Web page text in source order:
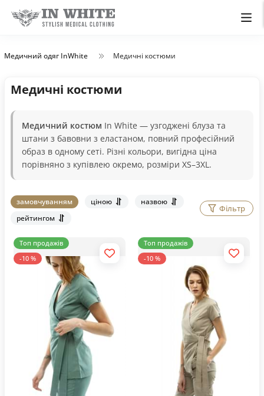
Медичний одяг InWhite Медичні костюми
Медичні костюми
Медичний костюм In White — узгоджені блуза та
штани з бавовни з еластаном, повний професійний
образ в одному сеті. Різні кольори, вигідна ціна
порівняно з купівлею окремо, розміри XS–3XL.
замовчуванням ціною
назвою
рейтингом
Фільтр
Топ продажів
-10 %
Топ продажів
-10 %